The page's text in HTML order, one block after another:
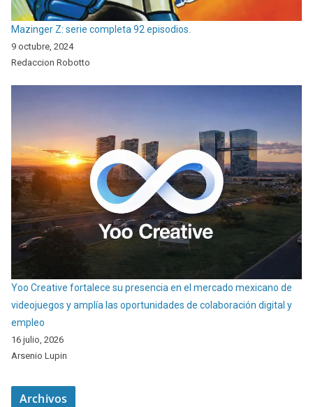
Mazinger Z: serie completa 92 episodios.
9 octubre, 2024
Redaccion Robotto
Yoo Creative fortalece su presencia en el mercado mexicano de
videojuegos y amplía las oportunidades de colaboración digital y
empleo
16 julio, 2026
Arsenio Lupin
Archivos